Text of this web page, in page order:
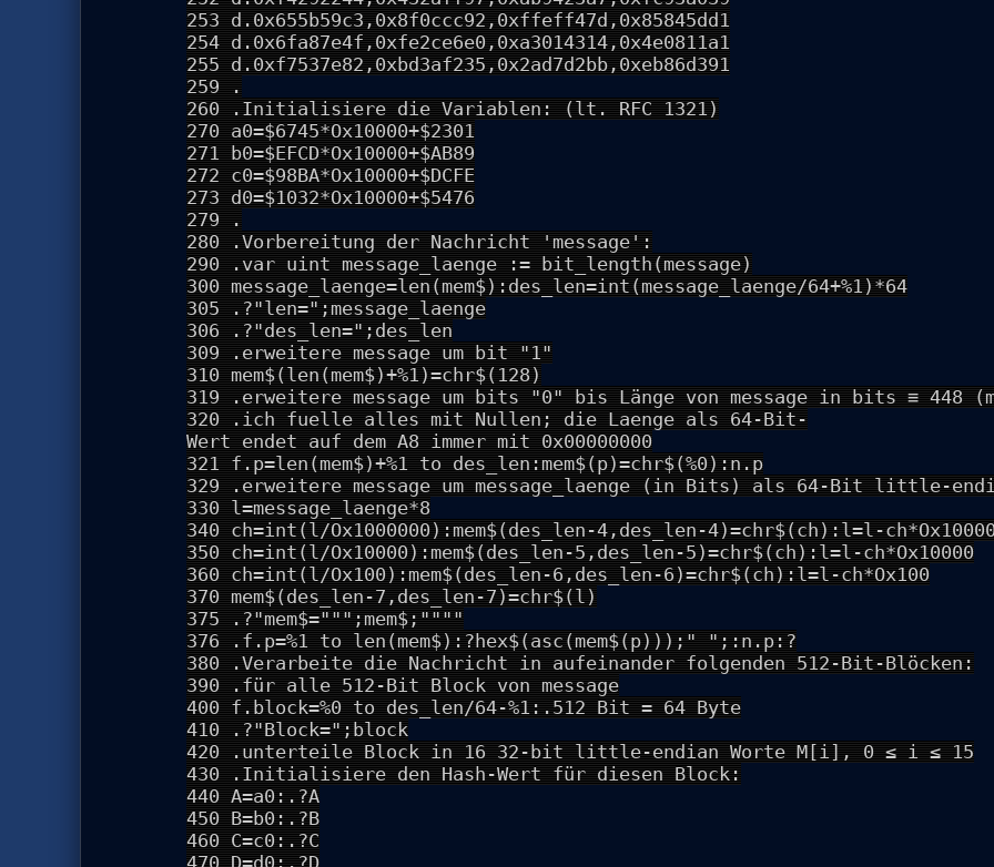
253 d.0x655b59c3,0x8f0ccc92,0xffeff47d,0x85845dd1
254 d.0x6fa87e4f,0xfe2ce6e0,0xa3014314,0x4e0811a1
255 d.0xf7537e82,0xbd3af235,0x2ad7d2bb,0xeb86d391
259 .
260 .Initialisiere die Variablen: (lt. RFC 1321)
270 a0=$6745*Ox10000+$2301
271 b0=$EFCD*Ox10000+$AB89
272 c0=$98BA*Ox10000+$DCFE
273 d0=$1032*Ox10000+$5476
279 .
280 .Vorbereitung der Nachricht 'message':
290 .var uint message_laenge := bit_length(message)
300 message_laenge=len(mem$):des_len=int(message_laenge/64+%1)*64
305 .?"len=";message_laenge
306 .?"des_len=";des_len
309 .erweitere message um bit "1"
310 mem$(len(mem$)+%1)=chr$(128)
319 .erweitere message um bits "0" bis Länge von message in bits ≡ 448
320 .ich fuelle alles mit Nullen; die Laenge als 64-Bit-
Wert endet auf dem A8 immer mit 0x00000000
321 f.p=len(mem$)+%1 to des_len:mem$(p)=chr$(%0):n.p
329 .erweitere message um message_laenge (in Bits) als 64-Bit little-
330 l=message_laenge*8
340 ch=int(l/Ox1000000):mem$(des_len-4,des_len-4)=chr$(ch):l=l-
350 ch=int(l/Ox10000):mem$(des_len-5,des_len-5)=chr$(ch):l=l-ch*Ox10000
360 ch=int(l/Ox100):mem$(des_len-6,des_len-6)=chr$(ch):l=l-ch*Ox100
370 mem$(des_len-7,des_len-7)=chr$(l)
375 .?"mem$=""";mem$;""""
376 .f.p=%1 to len(mem$):?hex$(asc(mem$(p)));" ";:n.p:?
380 .Verarbeite die Nachricht in aufeinander folgenden 512-Bit-Blöcken:
390 .für alle 512-Bit Block von message
400 f.block=%0 to des_len/64-%1:.512 Bit = 64 Byte
410 .?"Block=";block
420 .unterteile Block in 16 32-bit little-endian Worte M[i], 0 ≤ i ≤ 15
430 .Initialisiere den Hash-Wert für diesen Block:
440 A=a0:.?A
450 B=b0:.?B
460 C=c0:.?C